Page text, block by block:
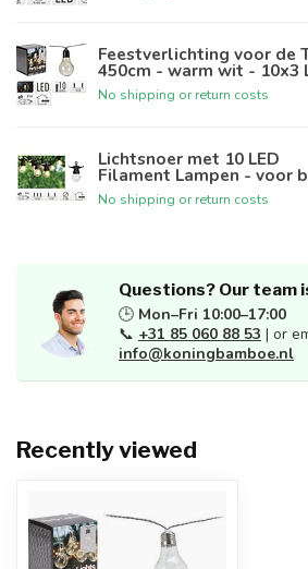
Feestverlichting voor de
450cm - warm wit - 10x3
No shipping or return costs
Lichtsnoer met 10 LED
Filament Lampen - voor
No shipping or return costs
Questions? Our team
🕒 Mon–Fri 10:00–17:00
📞 +31 85 060 88 53 | or
info@koningbamboe.nl
Recently viewed